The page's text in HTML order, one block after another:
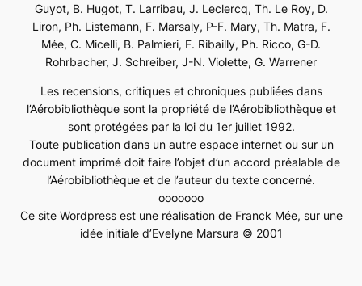
Guyot, B. Hugot, T. Larribau, J. Leclercq, Th. Le Roy, D.
Liron, Ph. Listemann, F. Marsaly, P-F. Mary, Th. Matra, F.
Mée, C. Micelli, B. Palmieri, F. Ribailly, Ph. Ricco, G-D.
Rohrbacher, J. Schreiber, J-N. Violette, G. Warrener
Les recensions, critiques et chroniques publiées dans
l’Aérobibliothèque sont la propriété de l’Aérobibliothèque et
sont protégées par la loi du 1er juillet 1992.
Toute publication dans un autre espace internet ou sur un
document imprimé doit faire l’objet d’un accord préalable de
l’Aérobibliothèque et de l’auteur du texte concerné.
ooooooo
Ce site Wordpress est une réalisation de Franck Mée, sur une
idée initiale d’Evelyne Marsura © 2001